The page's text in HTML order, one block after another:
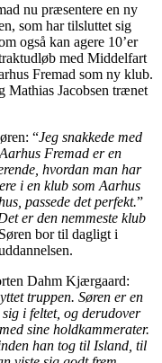
nu præsentere en ny
som har tilsluttet sig
også kan agere 10’er
med Middelfart
Fremad som ny klub.
Mathias Jacobsen trænet
“Jeg snakkede med
Fremad er en
hvordan man har
i en klub som Aarhus
passede det perfekt.”
er den nemmeste klub
bor til dagligt i
Dahm Kjærgaard:
truppen. Søren er en
i feltet, og derudover
sine holdkammerater.
han tog til Island, til